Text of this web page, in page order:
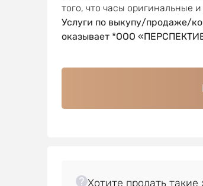
того, что часы оригинальные
Услуги по выкупу/продаже/
оказывает *ООО